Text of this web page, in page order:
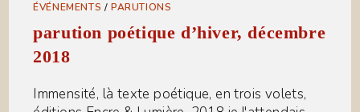
ÉVÉNEMENTS /PARUTIONS
parution poétique d’hiver, décembre
2018
Immensité, là texte poétique, en trois volets,